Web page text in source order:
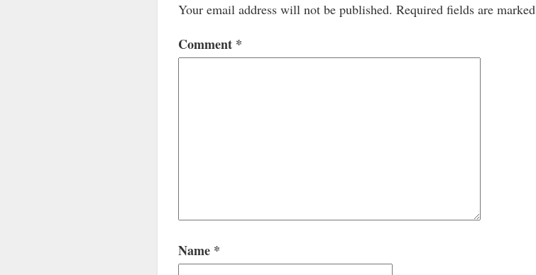
Your email address will not be published. Required fields are marked
Comment *
Name *